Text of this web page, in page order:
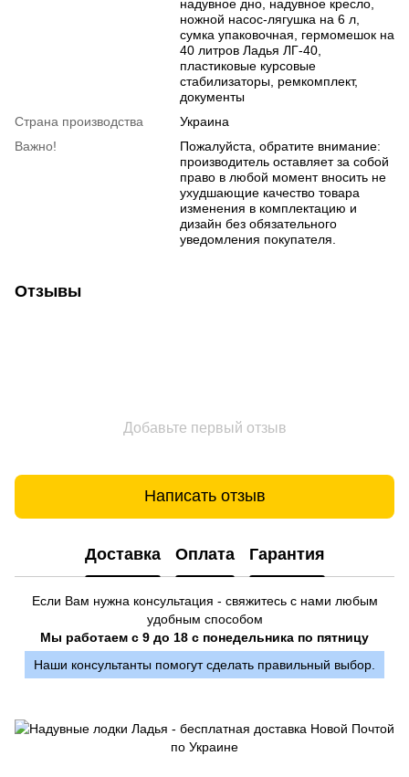
надувное дно, надувное кресло,
ножной насос-лягушка на 6 л,
сумка упаковочная, гермомешок на
40 литров Ладья ЛГ-40,
пластиковые курсовые
стабилизаторы, ремкомплект,
документы
Страна производства
Украина
Важно!
Пожалуйста, обратите внимание:
производитель оставляет за собой
право в любой момент вносить не
ухудшающие качество товара
изменения в комплектацию и
дизайн без обязательного
уведомления покупателя.
Отзывы
Добавьте первый отзыв
Написать отзыв
Доставка Оплата Гарантия
Если Вам нужна консультация - свяжитесь с нами любым
удобным способом
Мы работаем с 9 до 18 с понедельника по пятницу
Наши консультанты помогут сделать правильный выбор.